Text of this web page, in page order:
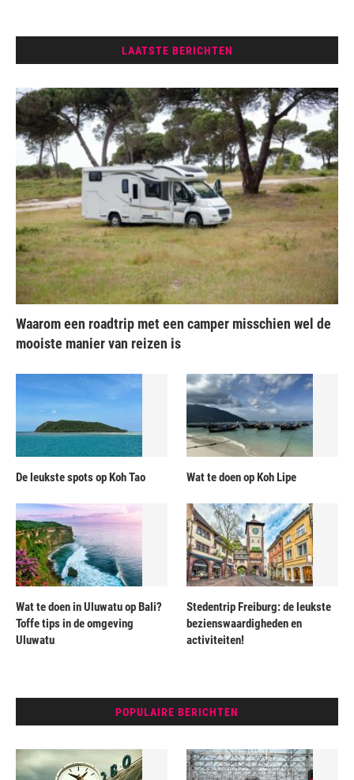
LAATSTE BERICHTEN
Waarom een roadtrip met een camper misschien wel de
mooiste manier van reizen is
De leukste spots op Koh Tao Wat te doen op Koh Lipe
Wat te doen in Uluwatu op Bali?
Toffe tips in de omgeving
Uluwatu
Stedentrip Freiburg: de leukste
bezienswaardigheden en
activiteiten!
POPULAIRE BERICHTEN